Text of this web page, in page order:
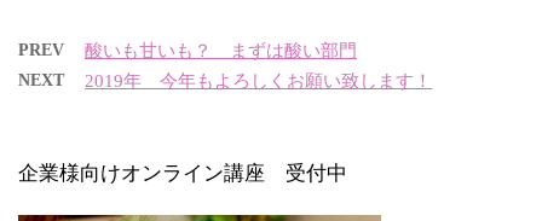
PREV 酸いも甘いも？ まずは酸い部門
NEXT 2019年 今年もよろしくお願い致します！
企業様向けオンライン講座 受付中